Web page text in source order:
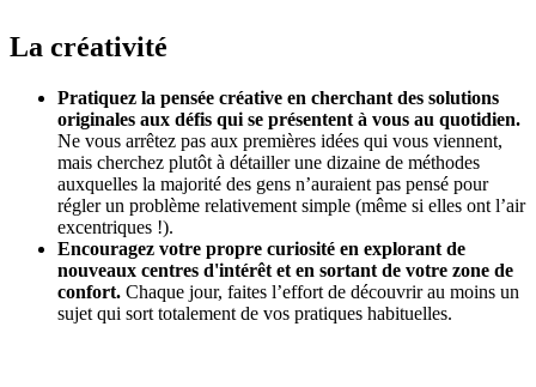
La créativité
Pratiquez la pensée créative en cherchant des solutions
originales aux défis qui se présentent à vous au quotidien.
Ne vous arrêtez pas aux premières idées qui vous viennent,
mais cherchez plutôt à détailler une dizaine de méthodes
auxquelles la majorité des gens n’auraient pas pensé pour
régler un problème relativement simple (même si elles ont l’air
excentriques !).
Encouragez votre propre curiosité en explorant de
nouveaux centres d'intérêt et en sortant de votre zone de
confort. Chaque jour, faites l’effort de découvrir au moins un
sujet qui sort totalement de vos pratiques habituelles.